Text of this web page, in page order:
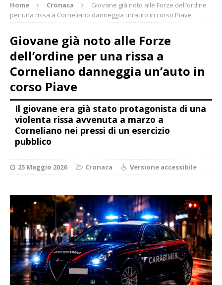
Home Cronaca
Giovane già noto alle Forze dell’ordine
per una rissa a Corneliano danneggia un’auto in corso Piave
Giovane già noto alle Forze
dell’ordine per una rissa a
Corneliano danneggia un’auto in
corso Piave
Il giovane era già stato protagonista di una
violenta rissa avvenuta a marzo a
Corneliano nei pressi di un esercizio
pubblico
25 Maggio 2026 Cronaca Versione accessibile